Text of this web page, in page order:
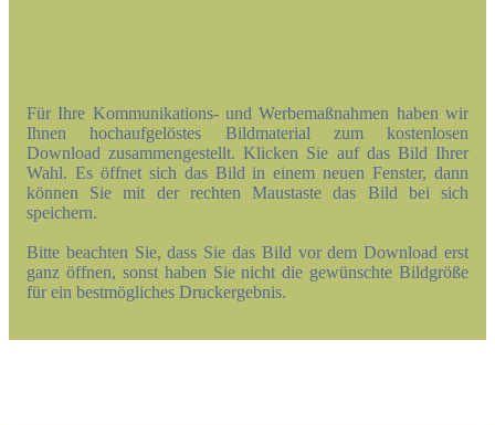
Für Ihre Kommunikations- und Werbemaßnahmen haben wir
Ihnen hochaufgelöstes Bildmaterial zum kostenlosen
Download zusammengestellt. Klicken Sie auf das Bild Ihrer
Wahl. Es öffnet sich das Bild in einem neuen Fenster, dann
können Sie mit der rechten Maustaste das Bild bei sich
speichern.
Bitte beachten Sie, dass Sie das Bild vor dem Download erst
ganz öffnen, sonst haben Sie nicht die gewünschte Bildgröße
für ein bestmögliches Druckergebnis.